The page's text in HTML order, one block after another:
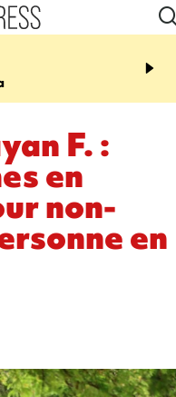
09:56
F. :
en
non-
en